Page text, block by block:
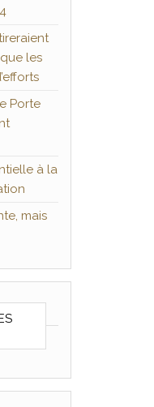
les
Porte
à la
mais